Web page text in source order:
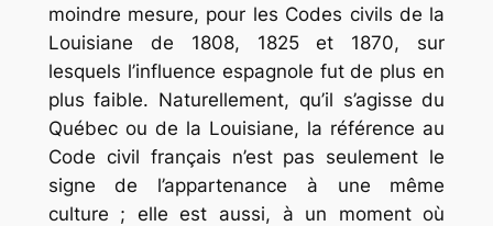
moindre mesure, pour les Codes civils de la
Louisiane de 1808, 1825 et 1870, sur
lesquels l’influence espagnole fut de plus en
plus faible. Naturellement, qu’il s’agisse du
Québec ou de la Louisiane, la référence au
Code civil français n’est pas seulement le
signe de l’appartenance à une même
culture ; elle est aussi, à un moment où